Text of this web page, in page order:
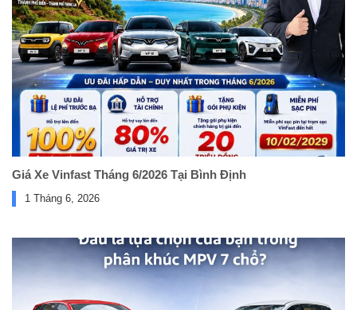
Giá Xe Vinfast Tháng 6/2026 Tại Bình Định
1 Tháng 6, 2026